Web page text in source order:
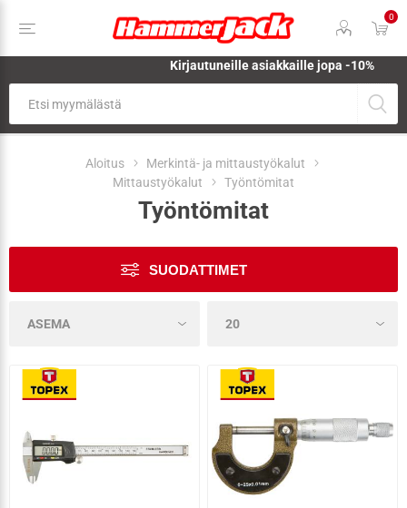
0
Kirjautuneille asiakkaille jopa -10%
Aloitus
Merkintä- ja mittaustyökalut
Mittaustyökalut
Työntömitat
Työntömitat
SUODATTIMET